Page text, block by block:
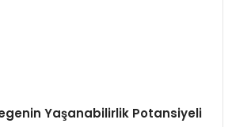
Yaşanabilirlik Potansiyeli